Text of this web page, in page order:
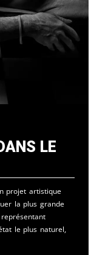
Le
projet artistique
la plus grande
le plus naturel,